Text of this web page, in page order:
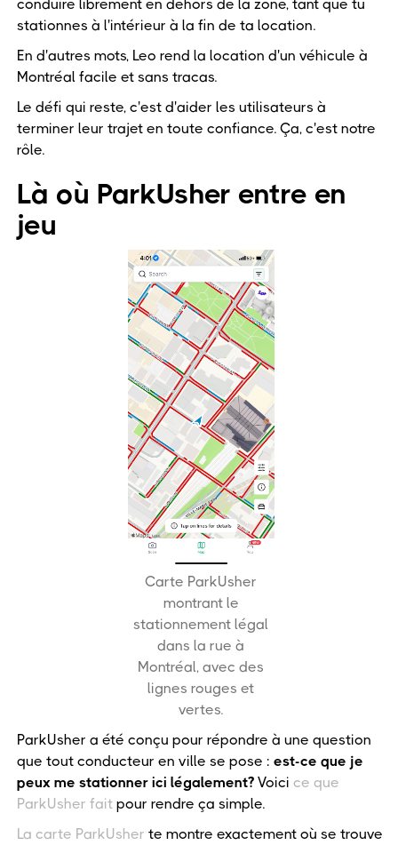
conduire librement en dehors de la zone, tant que tu
stationnes à l'intérieur à la fin de ta location.
En d'autres mots, Leo rend la location d'un véhicule à
Montréal facile et sans tracas.
Le défi qui reste, c'est d'aider les utilisateurs à
terminer leur trajet en toute confiance. Ça, c'est notre
rôle.
Là où ParkUsher entre en
jeu
Carte ParkUsher
montrant le
stationnement légal
dans la rue à
Montréal, avec des
lignes rouges et
vertes.
ParkUsher a été conçu pour répondre à une question
que tout conducteur en ville se pose : est-ce que je
peux me stationner ici légalement? Voici ce que
ParkUsher fait pour rendre ça simple.
La carte ParkUsher te montre exactement où se trouve